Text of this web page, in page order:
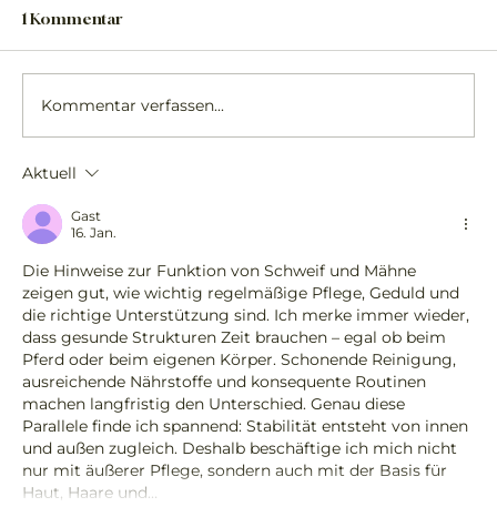
unbedingt in Deine Stallapotheke
gehört!
1 Kommentar
Kommentar verfassen...
Aktuell
Gast
16. Jan.
Die Hinweise zur Funktion von Schweif und Mähne
zeigen gut, wie wichtig regelmäßige Pflege, Geduld und
die richtige Unterstützung sind. Ich merke immer wieder,
dass gesunde Strukturen Zeit brauchen – egal ob beim
Pferd oder beim eigenen Körper. Schonende Reinigung,
ausreichende Nährstoffe und konsequente Routinen
machen langfristig den Unterschied. Genau diese
Parallele finde ich spannend: Stabilität entsteht von innen
und außen zugleich. Deshalb beschäftige ich mich nicht
nur mit äußerer Pflege, sondern auch mit der Basis für
Haut, Haare und…